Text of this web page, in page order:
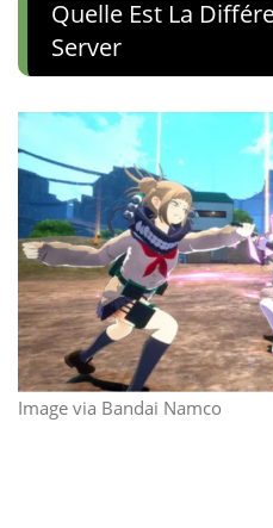
Quelle Est La
Server
Image via Bandai Namco